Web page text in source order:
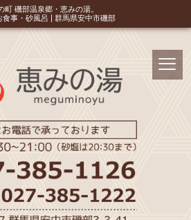
町 磯部温泉郷・恵みの湯。
食事・砂風呂 | 群馬県安中市磯部